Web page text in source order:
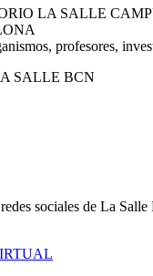
LA SALLE
profesores,
SALLE BCN
sociales de La